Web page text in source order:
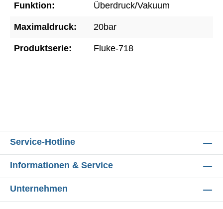
Funktion: Überdruck/Vakuum
Maximaldruck: 20bar
Produktserie: Fluke-718
Service-Hotline
Informationen & Service
Unternehmen